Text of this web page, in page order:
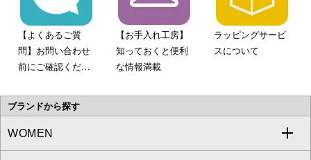
【よくあるご質
問】お問い合わせ
前にご確認くださ
【お手入れ工房】
知っておくと便利
な情報満載
ラッピングサービ
スについて
ブランドから探す
WOMEN